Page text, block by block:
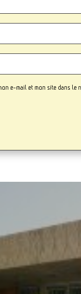
e-mail et mon site dans le